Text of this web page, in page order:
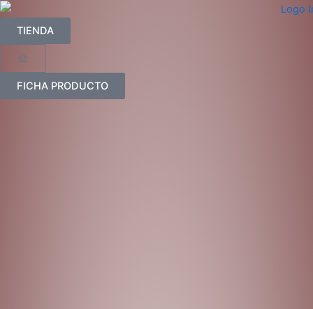
Ir
contenido
TIENDA
Carrito
FICHA PRODUCTO